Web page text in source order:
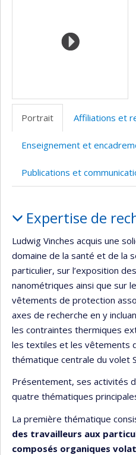
Portrait Affiliations et
Enseignement et
Publications et
Expertise de
Ludwig Vinches acquis une
domaine de la santé et de la
particulier, sur l’exposition
nanométriques ainsi que sur
vêtements de protection
axes de recherche en y
les contraintes thermiques
les textiles et les vêtements
thématique centrale du volet
Présentement, ses activités
quatre thématiques
La première thématique
des travailleurs aux
composés organiques